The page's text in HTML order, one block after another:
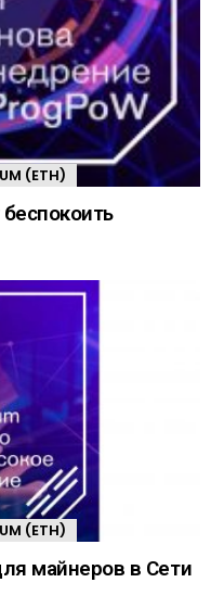
(ETH)
(ETH)
майнеров в Сети